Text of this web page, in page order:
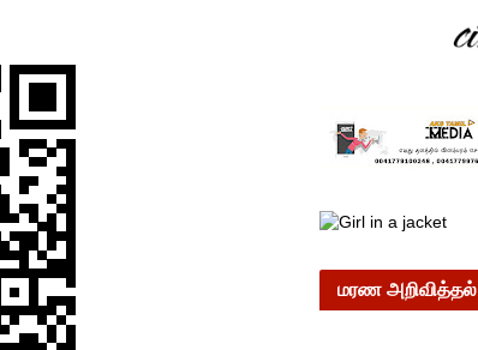
மரண அறிவித்தல்